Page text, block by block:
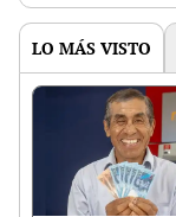
LO MÁS VISTO